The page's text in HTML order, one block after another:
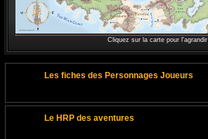
Cliquez sur la carte pour l'agrandir
Les fiches des Personnages Joueurs
Le HRP des aventures